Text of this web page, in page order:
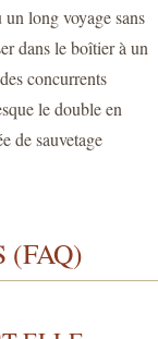
long voyage sans
dans le boîtier à un
concurrents
le double en
de sauvetage
(FAQ)